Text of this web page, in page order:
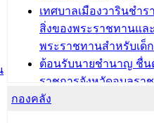
เทศบาลเมืองวารินชำ
สิ่งของพระราชทานแล
พระราชทานสำหรับเด็ก
ต้อนรับนายชำนาญ ชื่น
ราชการจังหวัดอุบลรา
ความเรียบร้อยของสถา
กองคลัง